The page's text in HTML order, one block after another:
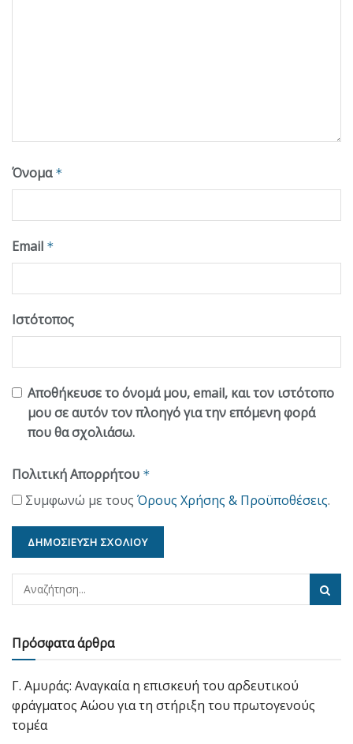
Όνομα *
Email *
Ιστότοπος
Αποθήκευσε το όνομά μου, email, και τον ιστότοπο
μου σε αυτόν τον πλοηγό για την επόμενη φορά
που θα σχολιάσω.
Πολιτική Απορρήτου *
Συμφωνώ με τους Όρους Χρήσης & Προϋποθέσεις.
Πρόσφατα άρθρα
Γ. Αμυράς: Αναγκαία η επισκευή του αρδευτικού
φράγματος Αώου για τη στήριξη του πρωτογενούς
τομέα